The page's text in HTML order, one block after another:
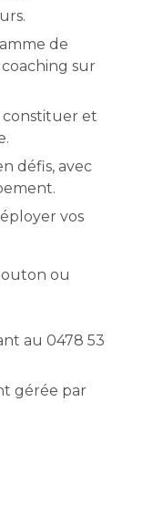
de
sur
constituer et
défis, avec
vos
ou
au 0478 53
gérée par